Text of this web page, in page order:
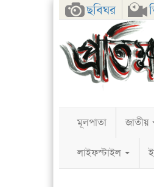
ছবিঘর
FacebookTwitter
মূলপাতা জাতীয়
লাইফস্টাইল